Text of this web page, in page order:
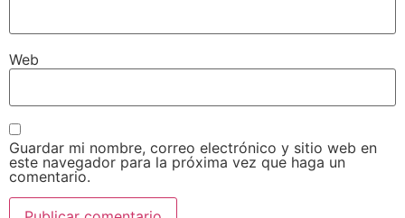
Web
Guardar mi nombre, correo electrónico y sitio web en
este navegador para la próxima vez que haga un
comentario.